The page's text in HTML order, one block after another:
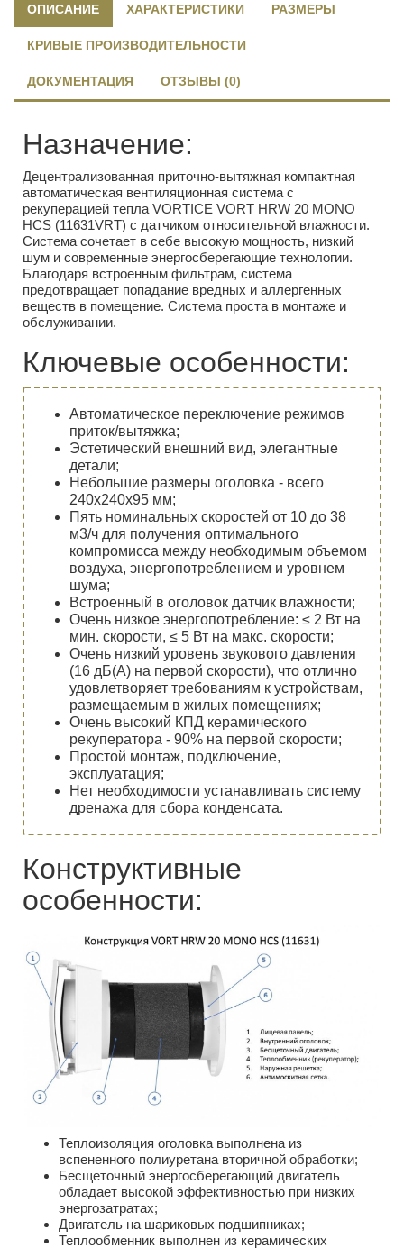
ОПИСАНИЕ ХАРАКТЕРИСТИКИ РАЗМЕРЫ
КРИВЫЕ ПРОИЗВОДИТЕЛЬНОСТИ
ДОКУМЕНТАЦИЯ ОТЗЫВЫ (0)
Назначение:
Децентрализованная приточно-вытяжная компактная
автоматическая вентиляционная система с
рекуперацией тепла VORTICE VORT HRW 20 MONO
HCS (11631VRT) с датчиком относительной влажности.
Система сочетает в себе высокую мощность, низкий
шум и современные энергосберегающие технологии.
Благодаря встроенным фильтрам, система
предотвращает попадание вредных и аллергенных
веществ в помещение. Система проста в монтаже и
обслуживании.
Ключевые особенности:
Автоматическое переключение режимов
приток/вытяжка;
Эстетический внешний вид, элегантные
детали;
Небольшие размеры оголовка - всего
240х240х95 мм;
Пять номинальных скоростей от 10 до 38
м3/ч для получения оптимального
компромисса между необходимым объемом
воздуха, энергопотреблением и уровнем
шума;
Встроенный в оголовок датчик влажности;
Очень низкое энергопотребление: ≤ 2 Вт на
мин. скорости, ≤ 5 Вт на макс. скорости;
Очень низкий уровень звукового давления
(16 дБ(А) на первой скорости), что отлично
удовлетворяет требованиям к устройствам,
размещаемым в жилых помещениях;
Очень высокий КПД керамического
рекуператора - 90% на первой скорости;
Простой монтаж, подключение,
эксплуатация;
Нет необходимости устанавливать систему
дренажа для сбора конденсата.
Конструктивные
особенности:
Теплоизоляция оголовка выполнена из
вспененного полиуретана вторичной обработки;
Бесщеточный энергосберегающий двигатель
обладает высокой эффективностью при низких
энергозатратах;
Двигатель на шариковых подшипниках;
Теплообменник выполнен из керамических